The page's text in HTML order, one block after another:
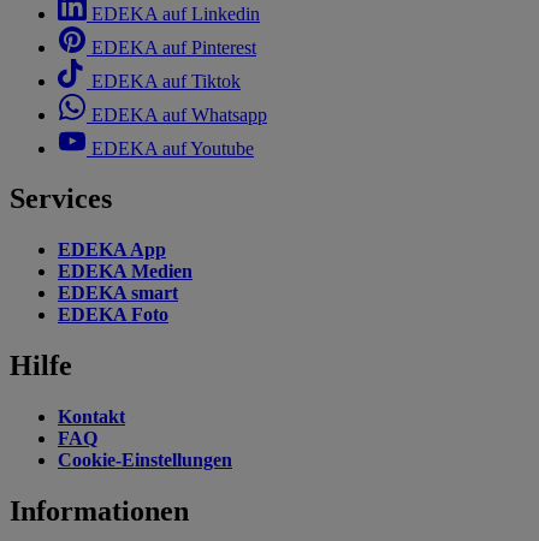
EDEKA auf Linkedin
EDEKA auf Pinterest
EDEKA auf Tiktok
EDEKA auf Whatsapp
EDEKA auf Youtube
Services
EDEKA App
EDEKA Medien
EDEKA smart
EDEKA Foto
Hilfe
Kontakt
FAQ
Cookie-Einstellungen
Informationen